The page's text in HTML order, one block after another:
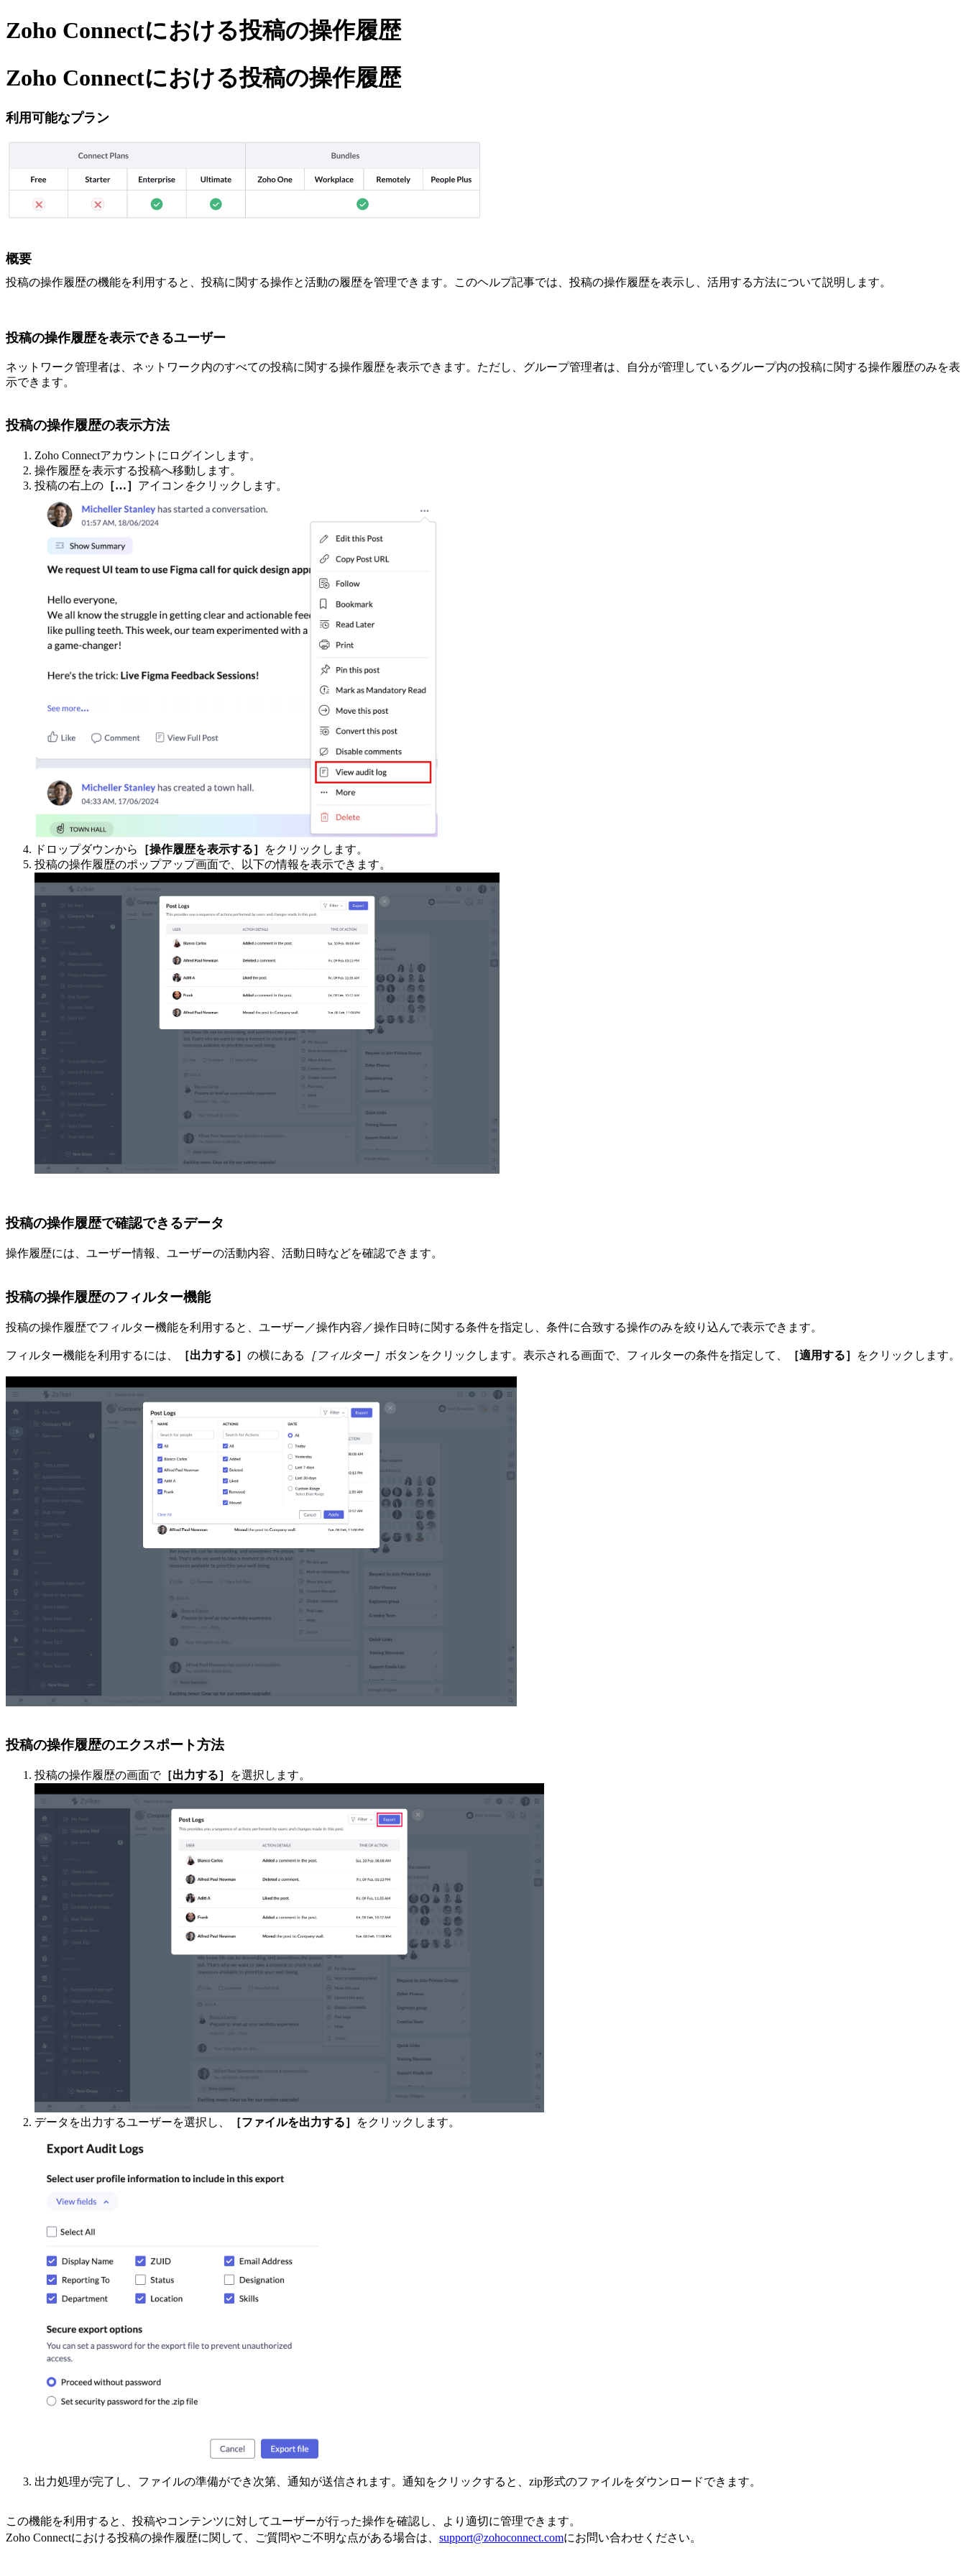
Zoho Connectにおける投稿の操作履歴
Zoho Connectにおける投稿の操作履歴
利用可能なプラン
概要
投稿の操作履歴の機能を利用すると、投稿に関する操作と活動の履歴を管理できます。このヘルプ記事では、投稿の操作履歴を表示し、活用する方法について説明します。
投稿の操作履歴を表示できるユーザー
ネットワーク管理者は、ネットワーク内のすべての投稿に関する操作履歴を表示できます。ただし、グループ管理者は、自分が管理しているグループ内の投稿に関する操作履歴のみを表
示できます。
投稿の操作履歴の表示方法
Zoho Connectアカウントにログインします。
操作履歴を表示する投稿へ移動します。
投稿の右上の ［…］ アイコンをクリックします。
ドロップダウンから ［操作履歴を表示する］
をクリックします。
投稿の操作履歴のポップアップ画面で、以下の情報を表示できます。
投稿の操作履歴で確認できるデータ
操作履歴には、ユーザー情報、ユーザーの活動内容、活動日時などを確認できます。
投稿の操作履歴のフィルター機能
投稿の操作履歴でフィルター機能を利用すると、ユーザー／操作内容／操作日時に関する条件を指定し、条件に合致する操作のみを絞り込んで表示できます。
フィルター機能を利用するには、 ［出力する］ の横にある ［フィルター］ ボタンをクリックします。表示される画面で、フィルターの条件を指定して、 ［適用する］ をクリックします。
投稿の操作履歴のエクスポート方法
投稿の操作履歴の画面で［出力する］ を選択します。
データを出力するユーザーを選択し、 ［ファイルを出力する］ をクリックします。
出力処理が完了し、ファイルの準備ができ次第、通知が送信されます。通知をクリックすると、zip形式のファイルをダウンロードできます。
この機能を利用すると、投稿やコンテンツに対してユーザーが行った操作を確認し、より適切に管理できます。
Zoho Connectにおける投稿の操作履歴に関して、ご質問やご不明な点がある場合は、 support@zohoconnect.comにお問い合わせください。